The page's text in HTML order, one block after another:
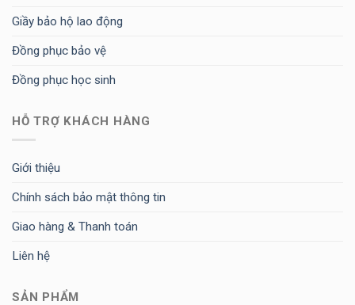
Giầy bảo hộ lao động
Đồng phục bảo vệ
Đồng phục học sinh
HỖ TRỢ KHÁCH HÀNG
Giới thiệu
Chính sách bảo mật thông tin
Giao hàng & Thanh toán
Liên hệ
SẢN PHẨM